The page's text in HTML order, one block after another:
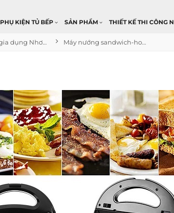
PHỤ KIỆN TỦ BẾP SẢN PHẨM THIẾT KẾ THI CÔNG
Điện nước gia dụng Nhơn Trạch Máy nướng sandwich-hotdog Seka SK550 - Hàng chính hãng